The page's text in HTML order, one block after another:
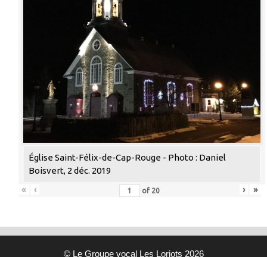
Église Saint-Félix-de-Cap-Rouge - Photo : Daniel
Boisvert, 2 déc. 2019
«
‹ of 20 › »
© Le Groupe vocal Les Loriots 2026